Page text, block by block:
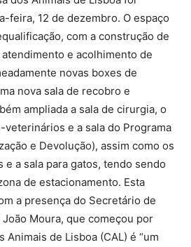
feira, 12 de dezembro. O espaço
com a construção de
e acolhimento de
novas boxes de
nova sala de recobro e
ampliada a sala de cirurgia, o
e a sala do Programa
e Devolução), assim como os
e a sala para gatos, tendo sendo
de estacionamento. Esta
a presença do Secretário de
Moura, que começou por
Animais de Lisboa (CAL) é “um